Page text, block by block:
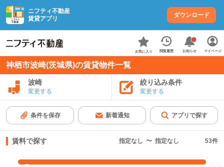
ニフティ不動産
賃貸アプリ
ダウンロード
お気に入り 閲覧履歴 お知らせ マイページ
神栖市波崎(茨城県)の賃貸物件一覧
波崎
変更する
絞り込み条件
変更する
条件を保存 新着通知 アプリで探す
賃料で探す 指定なし 〜 指定なし 53件